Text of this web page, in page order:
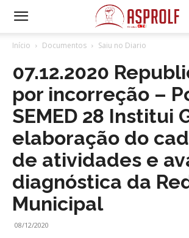
Início Documentos Saiu no Diario
07.12.2020
por incorreção –
SEMED 28 Institui
elaboração do
de atividades e
diagnóstica da
Municipal
08/12/2020